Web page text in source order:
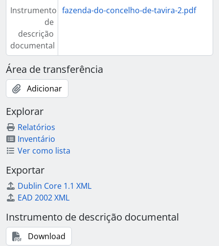
Instrumento
de
descrição
documental
fazenda-do-concelho-de-tavira-2.pdf
Área de transferência
Adicionar
Explorar
Relatórios
Inventário
Ver como lista
Exportar
Dublin Core 1.1 XML
EAD 2002 XML
Instrumento de descrição documental
Download